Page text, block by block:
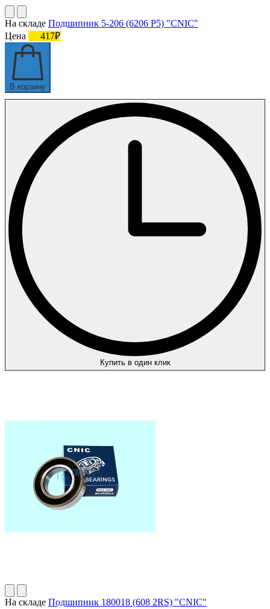
На складе Подшипник 5-206 (6206 P5) "CNIC"
Цена
417₽
В корзину
Купить в один клик
На складе Подшипник 180018 (608 2RS) "CNIC"